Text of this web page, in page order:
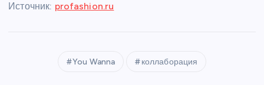
Источник: profashion.ru
You Wanna коллаборация